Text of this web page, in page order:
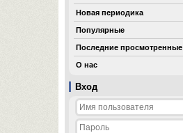
Вход
Новая периодика
Популярные
Последние просмотренные
О нас